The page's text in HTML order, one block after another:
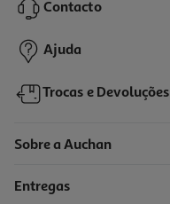
3,29 €
Contacto
Ajuda
Trocas e Devoluções
Sobre a Auchan
Entregas